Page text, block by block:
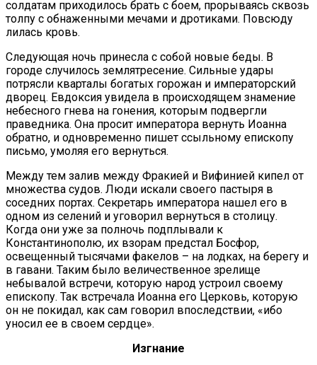
солдатам приходилось брать с боем, прорываясь сквозь
толпу с обнаженными мечами и дротиками. Повсюду
лилась кровь.
Следующая ночь принесла с собой новые беды. В
городе случилось землятресение. Сильные удары
потрясли кварталы богатых горожан и императорский
дворец. Евдоксия увидела в происходящем знамение
небесного гнева на гонения, которым подвергли
праведника. Она просит императора вернуть Иоанна
обратно, и одновременно пишет ссыльному епископу
письмо, умоляя его вернуться.
Между тем залив между Фракией и Вифинией кипел от
множества судов. Люди искали своего пастыря в
соседних портах. Секретарь императора нашел его в
одном из селений и уговорил вернуться в столицу.
Когда они уже за полночь подплывали к
Константинополю, их взорам предстал Босфор,
освещенный тысячами факелов – на лодках, на берегу и
в гавани. Таким было величественное зрелище
небывалой встречи, которую народ устроил своему
епископу. Так встречала Иоанна его Церковь, которую
он не покидал, как сам говорил впоследствии, «ибо
уносил ее в своем сердце».
Изгнание